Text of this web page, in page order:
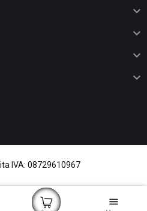




IVA: 08729610967
menu